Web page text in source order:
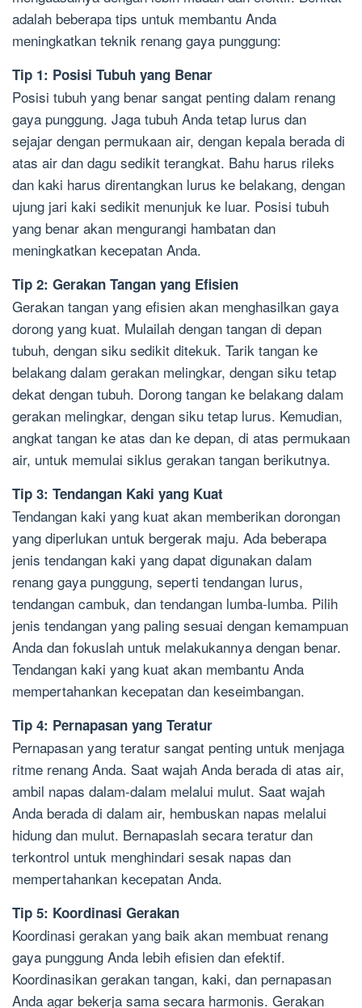
adalah beberapa tips untuk membantu Anda
meningkatkan teknik renang gaya punggung:
Tip 1: Posisi Tubuh yang Benar
Posisi tubuh yang benar sangat penting dalam renang
gaya punggung. Jaga tubuh Anda tetap lurus dan
sejajar dengan permukaan air, dengan kepala berada di
atas air dan dagu sedikit terangkat. Bahu harus rileks
dan kaki harus direntangkan lurus ke belakang, dengan
ujung jari kaki sedikit menunjuk ke luar. Posisi tubuh
yang benar akan mengurangi hambatan dan
meningkatkan kecepatan Anda.
Tip 2: Gerakan Tangan yang Efisien
Gerakan tangan yang efisien akan menghasilkan gaya
dorong yang kuat. Mulailah dengan tangan di depan
tubuh, dengan siku sedikit ditekuk. Tarik tangan ke
belakang dalam gerakan melingkar, dengan siku tetap
dekat dengan tubuh. Dorong tangan ke belakang dalam
gerakan melingkar, dengan siku tetap lurus. Kemudian,
angkat tangan ke atas dan ke depan, di atas permukaan
air, untuk memulai siklus gerakan tangan berikutnya.
Tip 3: Tendangan Kaki yang Kuat
Tendangan kaki yang kuat akan memberikan dorongan
yang diperlukan untuk bergerak maju. Ada beberapa
jenis tendangan kaki yang dapat digunakan dalam
renang gaya punggung, seperti tendangan lurus,
tendangan cambuk, dan tendangan lumba-lumba. Pilih
jenis tendangan yang paling sesuai dengan kemampuan
Anda dan fokuslah untuk melakukannya dengan benar.
Tendangan kaki yang kuat akan membantu Anda
mempertahankan kecepatan dan keseimbangan.
Tip 4: Pernapasan yang Teratur
Pernapasan yang teratur sangat penting untuk menjaga
ritme renang Anda. Saat wajah Anda berada di atas air,
ambil napas dalam-dalam melalui mulut. Saat wajah
Anda berada di dalam air, hembuskan napas melalui
hidung dan mulut. Bernapaslah secara teratur dan
terkontrol untuk menghindari sesak napas dan
mempertahankan kecepatan Anda.
Tip 5: Koordinasi Gerakan
Koordinasi gerakan yang baik akan membuat renang
gaya punggung Anda lebih efisien dan efektif.
Koordinasikan gerakan tangan, kaki, dan pernapasan
Anda agar bekerja sama secara harmonis. Gerakan